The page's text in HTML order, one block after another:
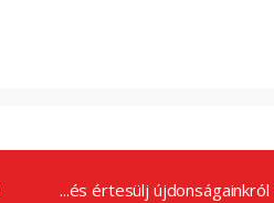
...és értesülj újdonságainkról